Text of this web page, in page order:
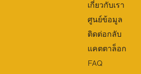
เกี่ยวกับเรา
ศูนย์ข้อมูล
ติดต่อกลับ
แคตตาล็อก
FAQ